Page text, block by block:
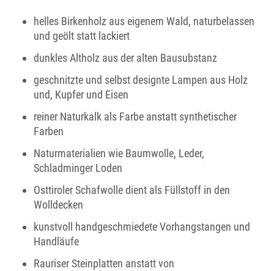
helles Birkenholz aus eigenem Wald, naturbelassen
und geölt statt lackiert
dunkles Altholz aus der alten Bausubstanz
geschnitzte und selbst designte Lampen aus Holz
und, Kupfer und Eisen
reiner Naturkalk als Farbe anstatt synthetischer
Farben
Naturmaterialien wie Baumwolle, Leder,
Schladminger Loden
Osttiroler Schafwolle dient als Füllstoff in den
Wolldecken
kunstvoll handgeschmiedete Vorhangstangen und
Handläufe
Rauriser Steinplatten anstatt von